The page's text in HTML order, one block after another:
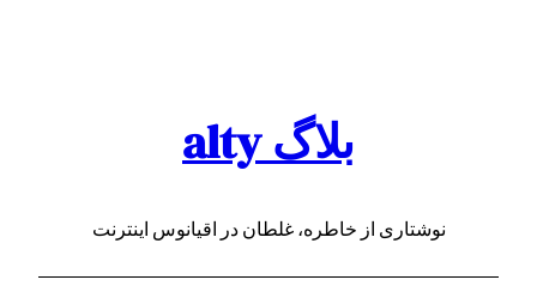
بلاگ alty
نوشتاری از خاطره، غلطان در اقیانوس اینترنت